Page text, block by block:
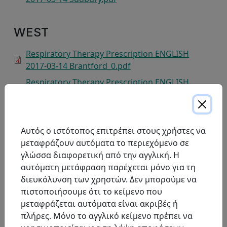
WEST
Respiratory Therapy Prescription ENGLISH
2017-03-14 Brantford_0.pdf
Respiratory Therapy Prescription ENGLISH
Respiratory Therapy Prescription ENGLISH
2017-03-14 Hamilton.pdf
Respiratory Therapy Prescription - Waterloo
Regional ProResp
Respiratory Therapy Prescription ENGLISH
2017-03-14 Kitchener.pdf
Respiratory Therapy Prescription ENGLISH
Αυτός ο ιστότοπος επιτρέπει στους χρήστες να
μεταφράζουν αυτόματα το περιεχόμενο σε
γλώσσα διαφορετική από την αγγλική. Η
αυτόματη μετάφραση παρέχεται μόνο για τη
διευκόλυνση των χρηστών. Δεν μπορούμε να
πιστοποιήσουμε ότι το κείμενο που
μεταφράζεται αυτόματα είναι ακριβές ή
πλήρες. Μόνο το αγγλικό κείμενο πρέπει να